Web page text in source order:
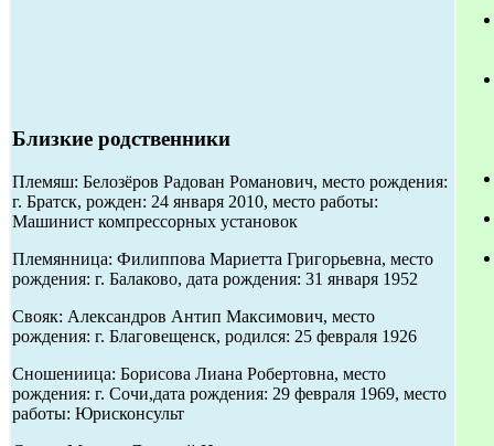
Близкие родственники
Племяш: Белозёров Радован Романович, место рождения:
г. Братск, рожден: 24 января 2010, место работы:
Машинист компрессорных установок
Племянница: Филиппова Мариетта Григорьевна, место
рождения: г. Балаково, дата рождения: 31 января 1952
Свояк: Александров Антип Максимович, место
рождения: г. Благовещенск, родился: 25 февраля 1926
Сношениица: Борисова Лиана Робертовна, место
рождения: г. Сочи,дата рождения: 29 февраля 1969, место
работы: Юрисконсульт